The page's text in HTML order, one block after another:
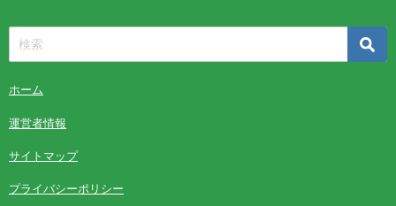
ホーム
運営者情報
サイトマップ
プライバシーポリシー